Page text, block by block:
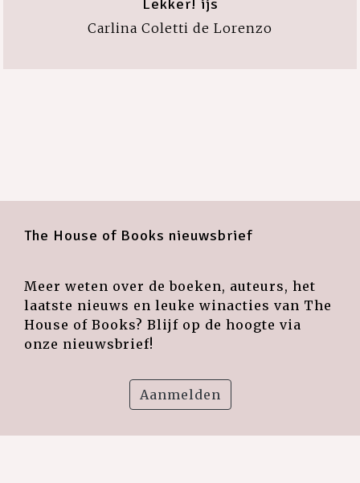
Lekker! ijs
Carlina Coletti de Lorenzo
The House of Books nieuwsbrief
Meer weten over de boeken, auteurs, het
laatste nieuws en leuke winacties van The
House of Books? Blijf op de hoogte via
onze nieuwsbrief!
Aanmelden